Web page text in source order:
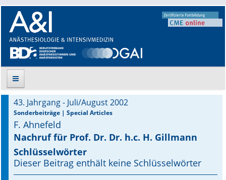
Suche
Aktuelle Ausgabe
Leitlinien
43. Jahrgang - Juli/August 2002
Sonderbeiträge | Special Articles
F. Ahnefeld
Nachruf für Prof. Dr. Dr. h.c. H. Gillmann
Schlüsselwörter
Dieser Beitrag enthält keine Schlüsselwörter